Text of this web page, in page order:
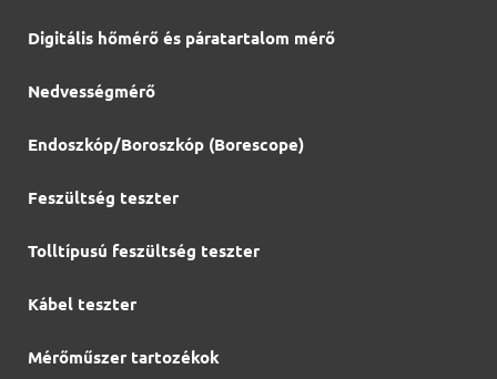
Digitális hőmérő és páratartalom mérő
Nedvességmérő
Endoszkóp/Boroszkóp (Borescope)
Feszültség teszter
Tolltípusú feszültség teszter
Kábel teszter
Mérőműszer tartozékok